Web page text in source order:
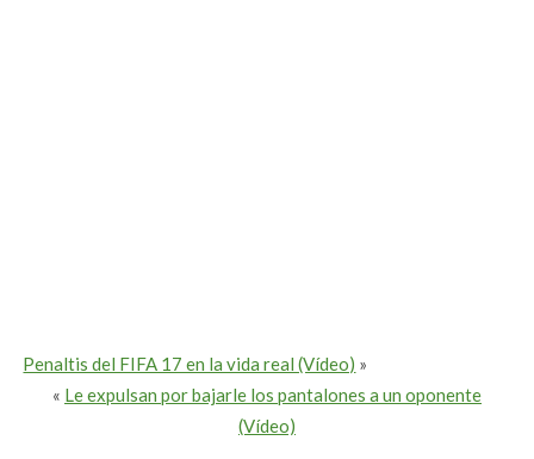
Penaltis del FIFA 17 en la vida real (Vídeo) »
« Le expulsan por bajarle los pantalones a un oponente
(Vídeo)